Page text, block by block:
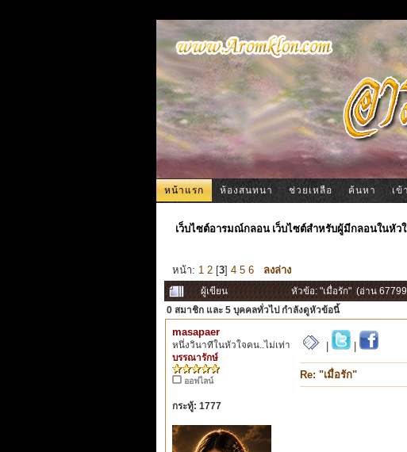
หน้าแรก ห้องสนทนา ช่วยเหลือ ค้นหา เข้
เว็บไซต์อารมณ์กลอน เว็บไซต์สำหรับผู้มีกลอนในหัว
หน้า: 1 2 [3] 4 5 6 ลงล่าง
ผู้เขียน
หัวข้อ: "เมื่อรัก" (อ่าน
0 สมาชิก และ 5 บุคคลทั่วไป กำลังดูหัวข้อนี้
masapaer
หนึ่งวินาทีในหัวใจคน..ไม่เท่า
บรรณารักษ์
ออฟไลน์
กระทู้: 1777
Re: "เมื่อรัก"